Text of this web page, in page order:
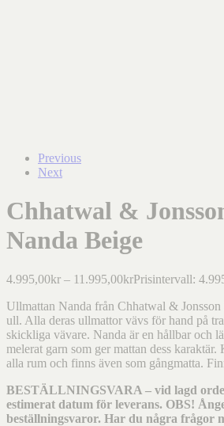
Previous
Next
Chhatwal &
Nanda Beige
4.995,00kr – 11.995,00krPrisintervall:
Ullmattan Nanda från Chhatwal &
ull. Alla deras ullmattor vävs för hand på
skickliga vävare. Nanda är en hållbar och
melerat garn som ger mattan dess karaktär.
alla rum och finns även som gångmatta.
BESTÄLLNINGSVARA – vid lagd
estimerat datum för leverans. OBS!
beställningsvaror. Har du några frågor